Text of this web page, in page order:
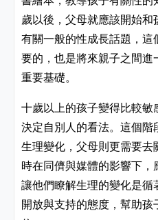
歲以後，父母就應該開始
有關一般的性成長話題，
要的，也是將來親子之間
重要基礎。
十歲以上的孩子變得比較
決定自別人的看法。這個
生理變化，父母則更需要
時在同儕與媒體的影響下，
讓他們瞭解生理的變化是
開放與支持的態度，幫助